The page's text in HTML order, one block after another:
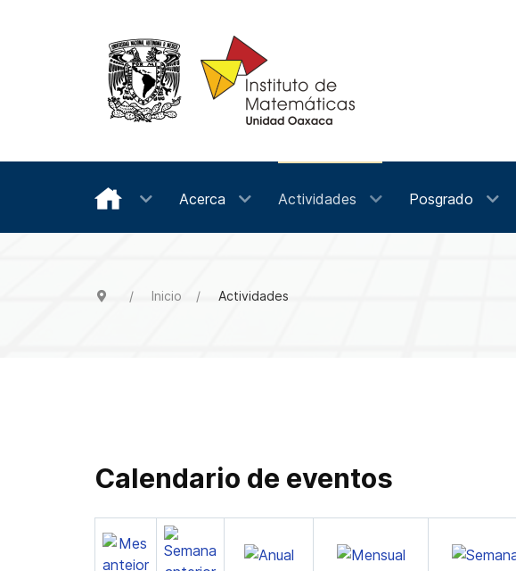
Acerca Actividades Posgrado
Inicio Actividades
Calendario de eventos